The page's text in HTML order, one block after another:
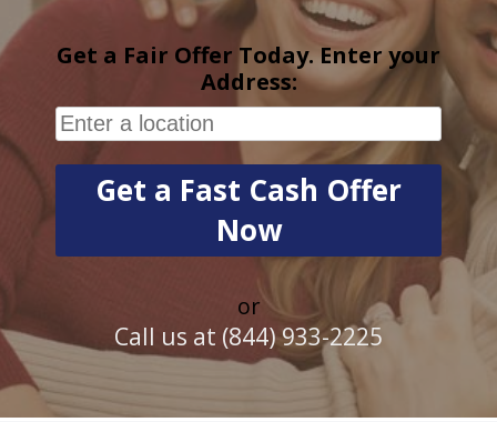
Get a Fair Offer Today. Enter your
Address:
or
Call us at (844) 933-2225